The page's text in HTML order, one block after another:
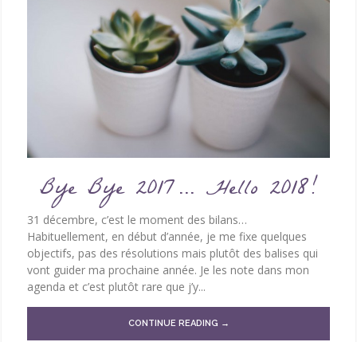
Bye Bye 2017… Hello 2018!
31 décembre, c’est le moment des bilans…
Habituellement, en début d’année, je me fixe quelques
objectifs, pas des résolutions mais plutôt des balises qui
vont guider ma prochaine année. Je les note dans mon
agenda et c’est plutôt rare que j’y...
CONTINUE READING →